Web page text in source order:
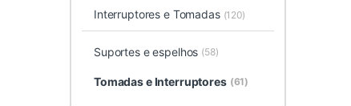
Interruptores e Tomadas (120)
Suportes e espelhos (58)
Tomadas e Interruptores (61)